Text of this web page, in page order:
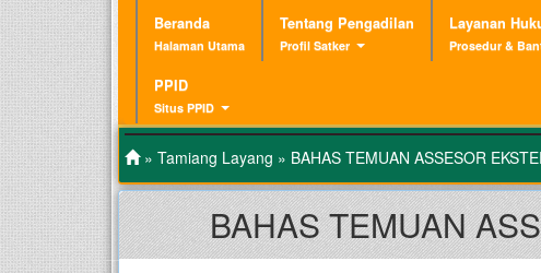
Beranda
Halaman Utama
Tentang Pengadilan
Profil Satker
Layanan
Prosedur &
PPID
Situs PPID
» Tamiang Layang » BAHAS TEMUAN ASSESOR
BAHAS TEMUAN